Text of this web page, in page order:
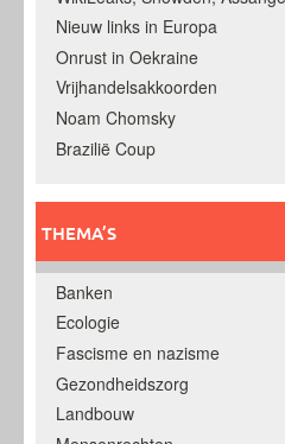
Nieuw links in Europa
Onrust in Oekraine
Vrijhandelsakkoorden
Noam Chomsky
Brazilië Coup
THEMA’S
Banken
Ecologie
Fascisme en nazisme
Gezondheidszorg
Landbouw